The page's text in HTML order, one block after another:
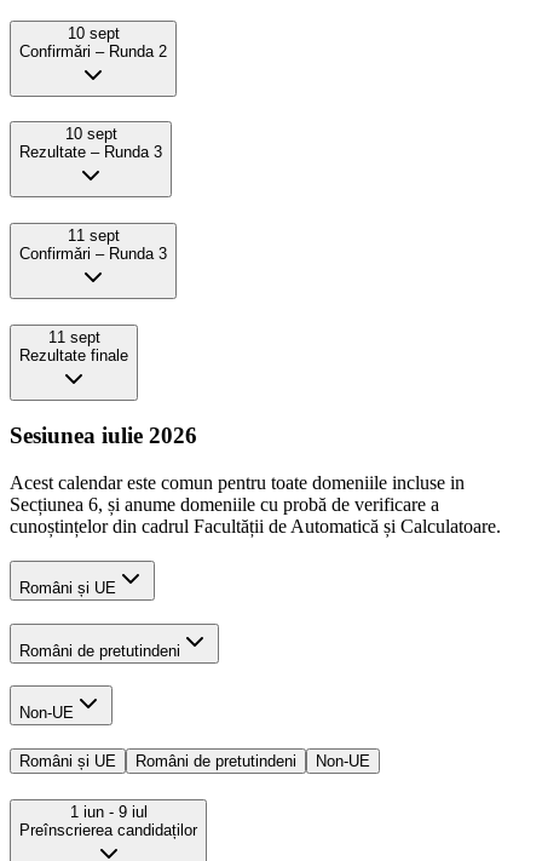
10 sept
Confirmǎri – Runda 2
10 sept
Rezultate – Runda 3
11 sept
Confirmǎri – Runda 3
11 sept
Rezultate finale
Sesiunea iulie 2026
Acest calendar este comun pentru toate domeniile incluse in
Secțiunea 6, și anume domeniile cu probă de verificare a
cunoștințelor din cadrul Facultății de Automatică și Calculatoare.
Români și UE
Români de pretutindeni
Non-UE
Români și UE Români de pretutindeni Non-UE
1 iun- 9 iul
Preînscrierea candidaților